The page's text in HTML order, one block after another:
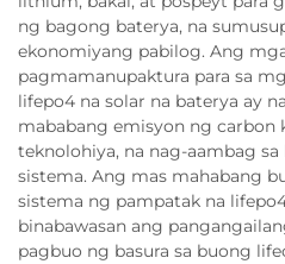
ng bagong baterya, na
ekonomiyang pabilog. Ang
pagmamanupaktura para sa
lifepo4 na solar na baterya ay
mababang emisyon ng carbon
teknolohiya, na nag-aambag
sistema. Ang mas mahabang
sistema ng pampatak na
binabawasan ang
pagbuo ng basura sa buong